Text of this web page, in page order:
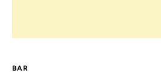
BAR